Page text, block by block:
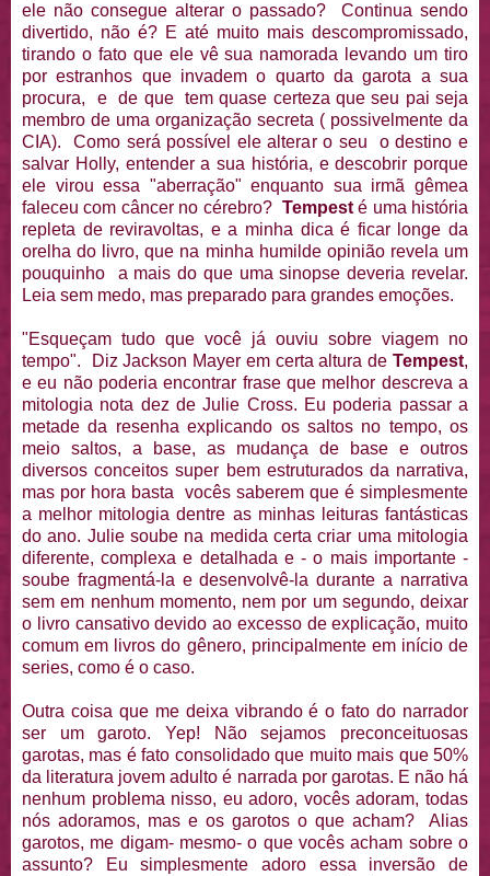
ele não consegue alterar o passado? Continua sendo
divertido, não é? E até muito mais descompromissado,
tirando o fato que ele vê sua namorada levando um tiro
por estranhos que invadem o quarto da garota a sua
procura, e de que tem quase certeza que seu pai seja
membro de uma organização secreta ( possivelmente da
CIA). Como será possível ele alterar o seu o destino e
salvar Holly, entender a sua história, e descobrir porque
ele virou essa "aberração" enquanto sua irmã gêmea
faleceu com câncer no cérebro? Tempesté uma história
repleta de reviravoltas, e a minha dica é ficar longe da
orelha do livro, que na minha humilde opinião revela um
pouquinho a mais do que uma sinopse deveria revelar.
Leia sem medo, mas preparado para grandes emoções.
"Esqueçam tudo que você já ouviu sobre viagem no
tempo". Diz Jackson Mayer em certa altura de Tempest,
e eu não poderia encontrar frase que melhor descreva a
mitologia nota dez de Julie Cross. Eu poderia passar a
metade da resenha explicando os saltos no tempo, os
meio saltos, a base, as mudança de base e outros
diversos conceitos super bem estruturados da narrativa,
mas por hora basta vocês saberem que é simplesmente
a melhor mitologia dentre as minhas leituras fantásticas
do ano. Julie soube na medida certa criar uma mitologia
diferente, complexa e detalhada e - o mais importante -
soube fragmentá-la e desenvolvê-la durante a narrativa
sem em nenhum momento, nem por um segundo, deixar
o livro cansativo devido ao excesso de explicação, muito
comum em livros do gênero, principalmente em início de
series, como é o caso.
Outra coisa que me deixa vibrando é o fato do narrador
ser um garoto. Yep! Não sejamos preconceituosas
garotas, mas é fato consolidado que muito mais que 50%
da literatura jovem adulto é narrada por garotas. E não há
nenhum problema nisso, eu adoro, vocês adoram, todas
nós adoramos, mas e os garotos o que acham? Alias
garotos, me digam- mesmo- o que vocês acham sobre o
assunto? Eu simplesmente adoro essa inversão de